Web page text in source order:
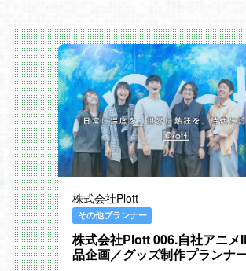
株式会社Plott
その他プランナー
株式会社Plott 006.自社アニメ
品企画／グッズ制作プランナ